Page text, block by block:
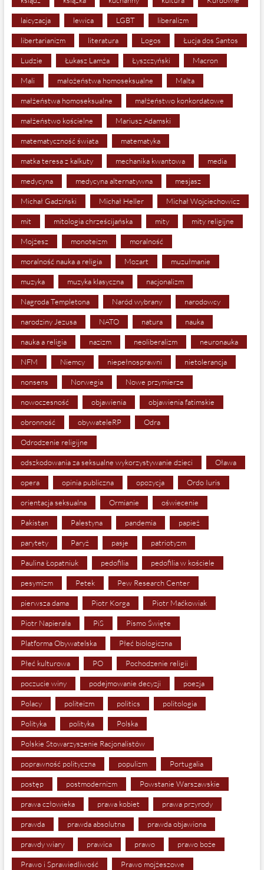
laicyzacja lewica LGBT liberalizm
libertarianizm literatura Logos Łucja dos Santos
Ludzie Łukasz Lamża Łyszczyński Macron
Mali małożeństwa homoseksualne Malta
małżeństwa homoseksualne małżeństwo konkordatowe
małżeństwo kościelne Mariusz Adamski
matematyczność świata matematyka
matka teresa z kalkuty mechanika kwantowa media
medycyna medycyna alternatywna mesjasz
Michał Gadziński Michał Heller Michał Wojciechowicz
mit mitologia chrześcijańska mity mity religijne
Mojżesz monoteizm moralność
moralność nauka a religia Mozart muzułmanie
muzyka muzyka klasyczna nacjonalizm
Nagroda Templetona Naród wybrany narodowcy
narodziny Jezusa NATO natura nauka
nauka a religia nazizm neoliberalizm neuronauka
NFM Niemcy niepełnosprawni nietolerancja
nonsens Norwegia Nowe przymierze
nowoczesność objawienia objawienia fatimskie
obronność obywateleRP Odra
Odrodzenie religijne
odszkodowania za seksualne wykorzystywanie dzieci Oława
opera opinia publiczna opozycja Ordo Iuris
orientacja seksualna Ormianie oświecenie
Pakistan Palestyna pandemia papież
parytety Paryż pasje patriotyzm
Paulina Łopatniuk pedofilia pedofilia w kościele
pesymizm Petek Pew Research Center
pierwsza dama Piotr Korga Piotr Maćkowiak
Piotr Napierała PiS Pismo Święte
Platforma Obywatelska Płeć biologiczna
Płeć kulturowa PO Pochodzenie religii
poczucie winy podejmowanie decyzji poezja
Polacy politeizm politics politologia
Polityka polityka Polska
Polskie Stowarzyszenie Racjonalistów
poprawność polityczna populizm Portugalia
postęp postmodernizm Powstanie Warszawskie
prawa człowieka prawa kobiet prawa przyrody
prawda prawda absolutna prawda objawiona
prawdy wiary prawica prawo prawo boże
Prawo i Sprawiedliwość Prawo mojżeszowe